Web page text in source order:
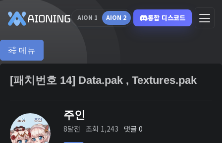
AION 1 AION 2 통합 디스코드
메뉴
[패치번호 14] Data.pak , Textures.pak
주인
8달전 조회 1,243 댓글 0